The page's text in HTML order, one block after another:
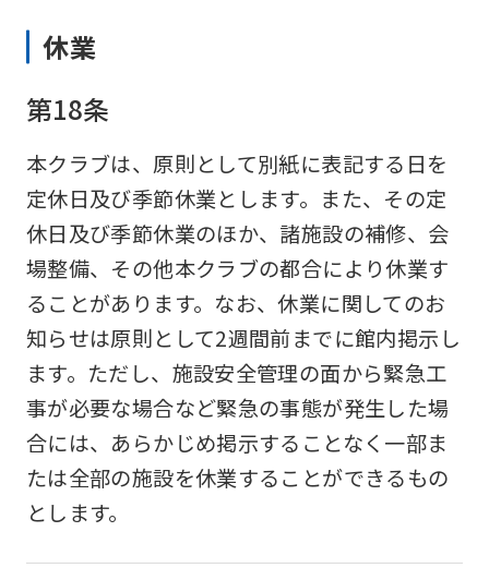
休業
第18条
本クラブは、原則として別紙に表記する日を
定休日及び季節休業とします。また、その定
休日及び季節休業のほか、諸施設の補修、会
場整備、その他本クラブの都合により休業す
ることがあります。なお、休業に関してのお
知らせは原則として2週間前までに館内掲示し
ます。ただし、施設安全管理の面から緊急工
事が必要な場合など緊急の事態が発生した場
合には、あらかじめ掲示することなく一部ま
たは全部の施設を休業することができるもの
とします。
you
fully
understand
this
before
using
the
service.
Automatic